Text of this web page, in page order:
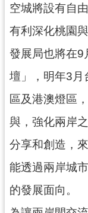
空城將設有自
有利深化桃園
發展局也將在9
壇」，明年3月
區及港澳燈區
與，強化兩岸
分享和創造，
能透過兩岸城
的發展面向。